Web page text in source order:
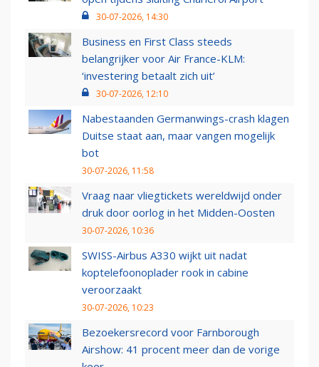
30-07-2026, 14:30
Business en First Class steeds
belangrijker voor Air France-KLM:
‘investering betaalt zich uit’
30-07-2026, 12:10
Nabestaanden Germanwings-crash klagen
Duitse staat aan, maar vangen mogelijk
bot
30-07-2026, 11:58
Vraag naar vliegtickets wereldwijd onder
druk door oorlog in het Midden-Oosten
30-07-2026, 10:36
SWISS-Airbus A330 wijkt uit nadat
koptelefoonoplader rook in cabine
veroorzaakt
30-07-2026, 10:23
Bezoekersrecord voor Farnborough
Airshow: 41 procent meer dan de vorige